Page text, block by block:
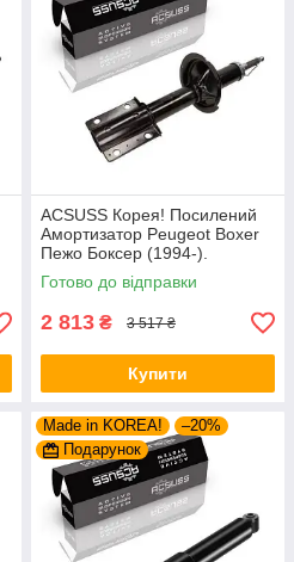
ACSUSS Корея! Посилений
Амортизатор Peugeot Boxer
Пежо Боксер (1994-).
Передній. Шток 25mm.
280975 , 635853
Готово до відправки
2 813 ₴ 3 517 ₴
Купити
Made in KOREA!
–20%
Подарунок